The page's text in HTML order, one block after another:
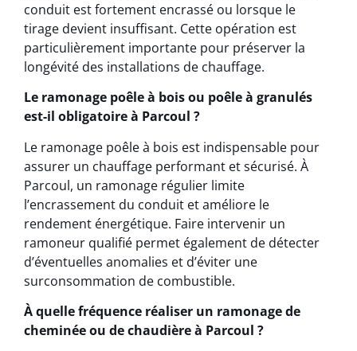
conduit est fortement encrassé ou lorsque le
tirage devient insuffisant. Cette opération est
particulièrement importante pour préserver la
longévité des installations de chauffage.
Le ramonage poêle à bois ou poêle à granulés
est-il obligatoire à Parcoul ?
Le ramonage poêle à bois est indispensable pour
assurer un chauffage performant et sécurisé. À
Parcoul, un ramonage régulier limite
l’encrassement du conduit et améliore le
rendement énergétique. Faire intervenir un
ramoneur qualifié permet également de détecter
d’éventuelles anomalies et d’éviter une
surconsommation de combustible.
À quelle fréquence réaliser un ramonage de
cheminée ou de chaudière à Parcoul ?